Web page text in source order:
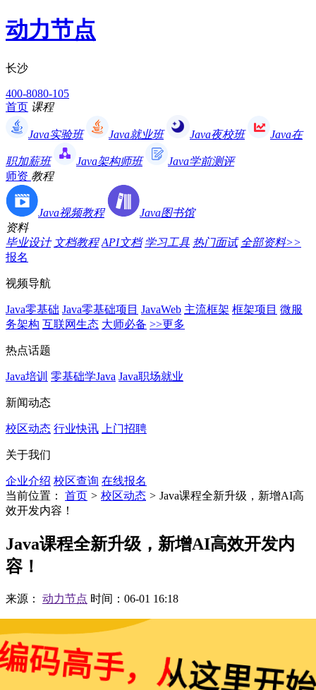
动力节点
长沙
400-8080-105
首页 课程
Java实验班 Java就业班 Java夜校班 Java在
职加薪班 Java架构师班
Java学前测评
师资 教程
Java视频教程
Java图书馆
资料
毕业设计 文档教程 API文档 学习工具 热门面试 全部资料>>
报名
视频导航
Java零基础 Java零基础项目 JavaWeb 主流框架 框架项目 微服
务架构 互联网生态 大师必备 >>更多
热点话题
Java培训 零基础学Java Java职场就业
新闻动态
校区动态 行业快讯 上门招聘
关于我们
企业介绍 校区查询 在线报名
当前位置：
首页 > 校区动态 > Java课程全新升级，新增AI高
效开发内容！
Java课程全新升级，新增AI高效开发内
容！
来源： 动力节点 时间：06-01 16:18